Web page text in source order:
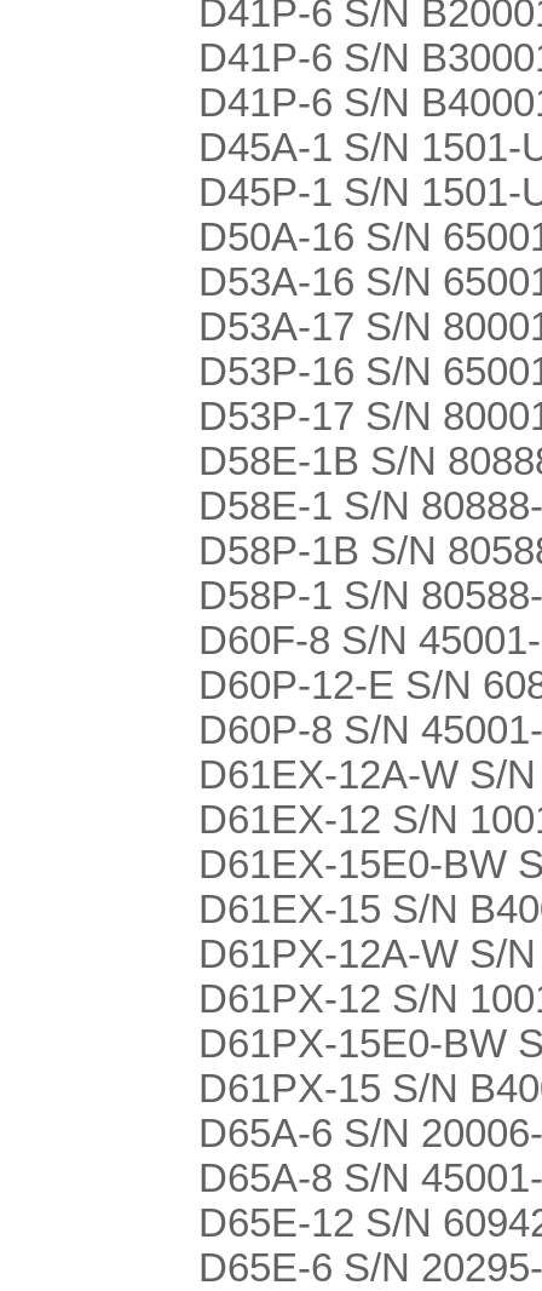
D41P-6 S/N
D41P-6 S/N
D41P-6 S/N
D45A-1 S/N 1501-
D45P-1 S/N 1501-
D50A-16 S/N
D53A-16 S/N
D53A-17 S/N
D53P-16 S/N
D53P-17 S/N
D58E-1B S/N
D58E-1 S/N
D58P-1B S/N
D58P-1 S/N
D60F-8 S/N
D60P-12-E S/N
D60P-8 S/N
D61EX-12A-W S/
D61EX-12 S/N
D61EX-15E0-BW
D61EX-15 S/N
D61PX-12A-W S/
D61PX-12 S/N
D61PX-15E0-BW
D61PX-15 S/N
D65A-6 S/N
D65A-8 S/N
D65E-12 S/N
D65E-6 S/N